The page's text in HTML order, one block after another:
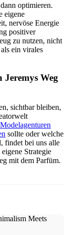
optimieren.
eigene
nervöse Energie
positiver
zu nutzen, nicht
ein virales
Weg
sichtbar bleiben,
sollte oder welche
findet bei uns alle
Strategie
mit dem Parfüm.